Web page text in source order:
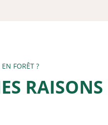
FORÊT ?
RAISONS